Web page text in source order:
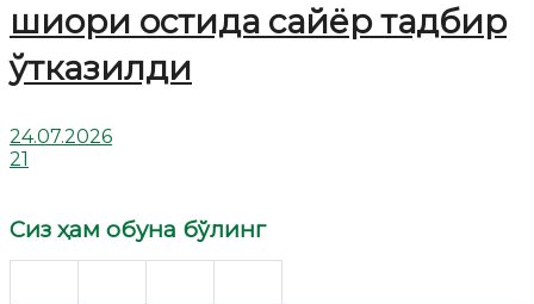
шиори остида сайёр тадбир
ўтказилди
24.07.2026
21
Сиз ҳам обуна бўлинг